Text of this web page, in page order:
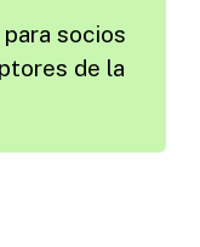
socios
de la